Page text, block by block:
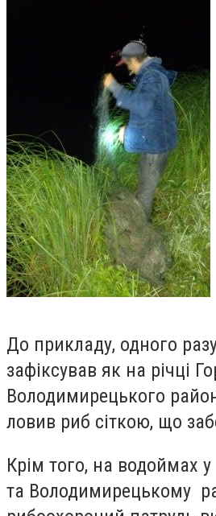
До прикладу, одного
зафіксував як на річці
Володимирецького
ловив риб сіткою, що
Крім того, на водоймах
та Володимирецькому